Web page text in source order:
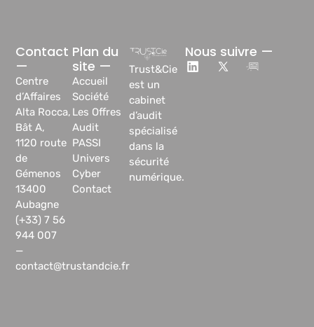
Trust&Cie
est un
cabinet
d’audit
spécialisé
dans la
sécurité
numérique.
Plan du
site —
Accueil
Société
Les Offres
Audit
PASSI
Univers
Cyber
Contact
Contact
—
Centre
d’Affaires
Alta Rocca,
Bât A,
1120 route
de
Gémenos
13400
Aubagne
(+33) 7 56
944 007
—
contact@trustandcie.fr
Nous suivre —